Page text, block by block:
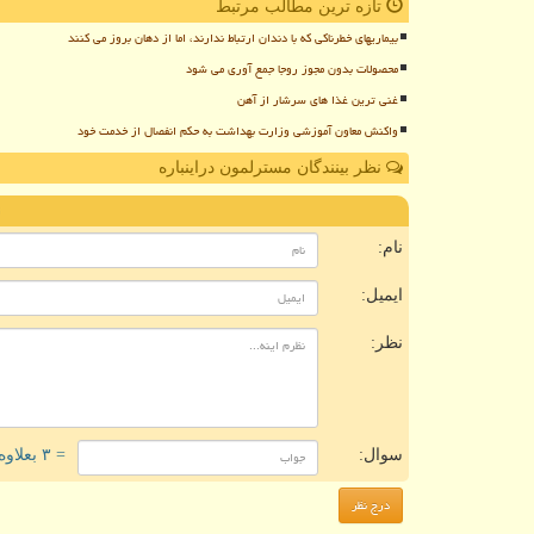
تازه ترین مطالب مرتبط
بیماریهای خطرناکی که با دندان ارتباط ندارند، اما از دهان بروز می کنند
محصولات بدون مجوز روجا جمع آوری می شود
غنی ترین غذا های سرشار از آهن
واکنش معاون آموزشی وزارت بهداشت به حکم انفصال از خدمت خود
نظر بینندگان مسترلمون دراینباره
نام:
ایمیل:
نظر:
سوال: = ۳ بعلاوه ۳